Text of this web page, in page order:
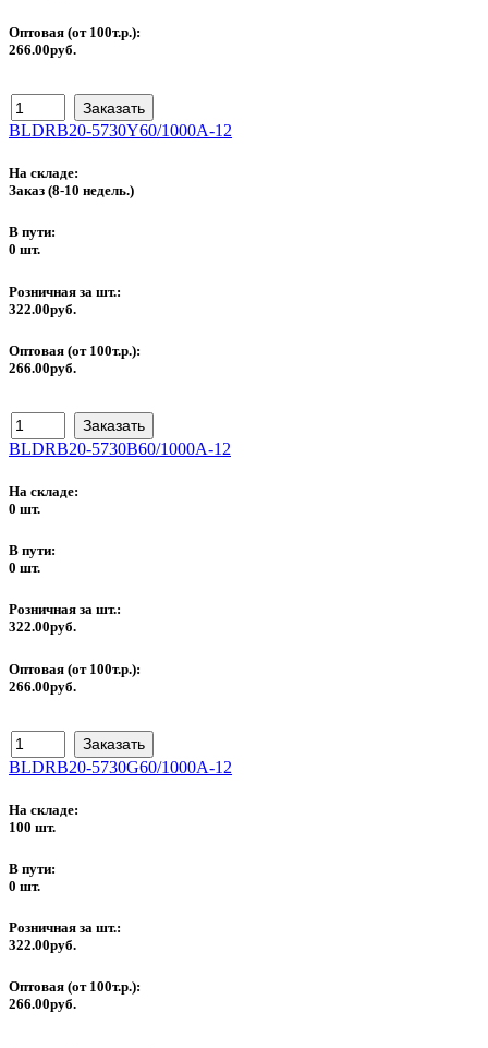
Оптовая (от 100т.р.):
266.00руб.
BLDRB20-5730Y60/1000A-12
На складе:
Заказ (8-10 недель.)
В пути:
0 шт.
Розничная за шт.:
322.00руб.
Оптовая (от 100т.р.):
266.00руб.
BLDRB20-5730B60/1000A-12
На складе:
0 шт.
В пути:
0 шт.
Розничная за шт.:
322.00руб.
Оптовая (от 100т.р.):
266.00руб.
BLDRB20-5730G60/1000A-12
На складе:
100 шт.
В пути:
0 шт.
Розничная за шт.:
322.00руб.
Оптовая (от 100т.р.):
266.00руб.